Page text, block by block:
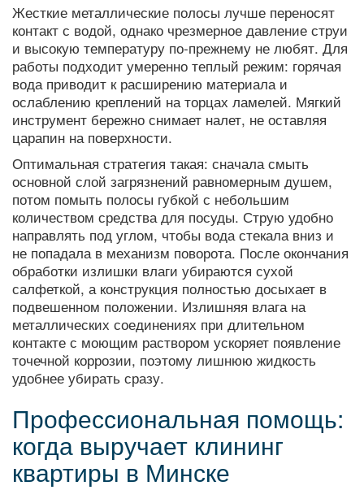
Жесткие металлические полосы лучше переносят
контакт с водой, однако чрезмерное давление струи
и высокую температуру по‑прежнему не любят. Для
работы подходит умеренно теплый режим: горячая
вода приводит к расширению материала и
ослаблению креплений на торцах ламелей. Мягкий
инструмент бережно снимает налет, не оставляя
царапин на поверхности.
Оптимальная стратегия такая: сначала смыть
основной слой загрязнений равномерным душем,
потом помыть полосы губкой с небольшим
количеством средства для посуды. Струю удобно
направлять под углом, чтобы вода стекала вниз и
не попадала в механизм поворота. После окончания
обработки излишки влаги убираются сухой
салфеткой, а конструкция полностью досыхает в
подвешенном положении. Излишняя влага на
металлических соединениях при длительном
контакте с моющим раствором ускоряет появление
точечной коррозии, поэтому лишнюю жидкость
удобнее убирать сразу.
Профессиональная помощь:
когда выручает клининг
квартиры в Минске